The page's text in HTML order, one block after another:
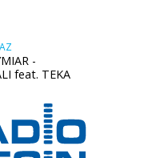
-
feat. TEKA